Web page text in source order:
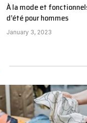
À la mode et
d’été pour hommes
January 3, 2023